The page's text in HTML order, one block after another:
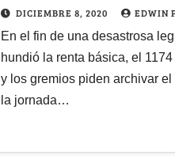
DICIEMBRE 8, 2020 EDWIN
En el fin de una desastrosa
hundió la renta básica, el
y los gremios piden archivar
la jornada…